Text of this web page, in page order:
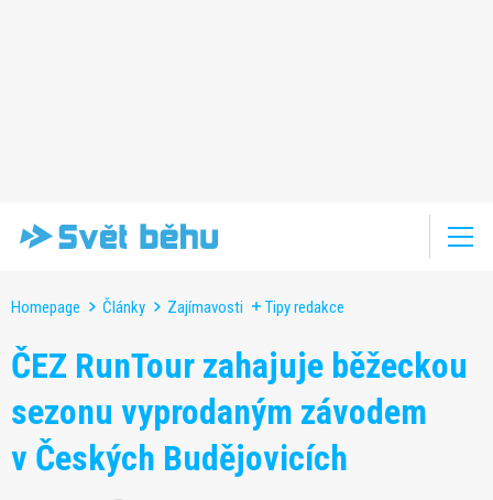
Homepage Články Zajímavosti Tipy redakce
ČEZ RunTour zahajuje běžeckou
sezonu vyprodaným závodem
v Českých Budějovicích